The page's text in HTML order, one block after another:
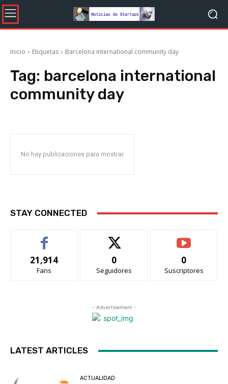
Inicio Etiquetas Barcelona international community day
Tag: barcelona international
community day
No hay publicaciones para mostrar
STAY CONNECTED
21,914
Fans
0
Seguidores
0
Suscriptores
- Advertisement -
LATEST ARTICLES
ACTUALIDAD